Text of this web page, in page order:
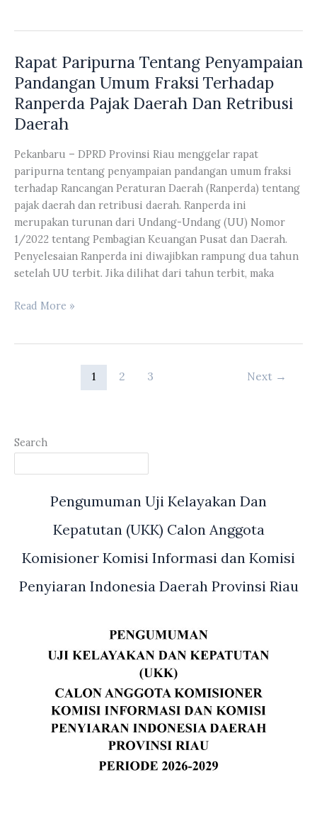
Dalam
Kegiatan
Ngobrol
Pintar
Rapat Paripurna Tentang Penyampaian
Pandangan Umum Fraksi Terhadap
Ranperda Pajak Daerah Dan Retribusi
Daerah
Pekanbaru – DPRD Provinsi Riau menggelar rapat
paripurna tentang penyampaian pandangan umum fraksi
terhadap Rancangan Peraturan Daerah (Ranperda) tentang
pajak daerah dan retribusi daerah. Ranperda ini
merupakan turunan dari Undang-Undang (UU) Nomor
1/2022 tentang Pembagian Keuangan Pusat dan Daerah.
Penyelesaian Ranperda ini diwajibkan rampung dua tahun
setelah UU terbit. Jika dilihat dari tahun terbit, maka
Rapat
Ranperda
Pajak
Daerah
Retribusi
Read More »
1 2 3 Next →
Search
Pengumuman Uji Kelayakan Dan
Kepatutan (UKK) Calon Anggota
Komisioner Komisi Informasi dan Komisi
Penyiaran Indonesia Daerah Provinsi Riau